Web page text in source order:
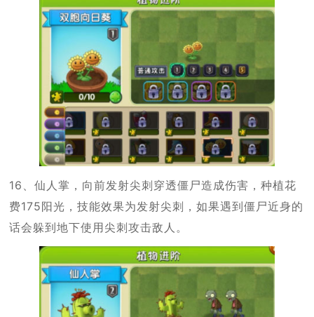
16、仙人掌，向前发射尖刺穿透僵尸造成伤害，种植花
费175阳光，技能效果为发射尖刺，如果遇到僵尸近身的
话会躲到地下使用尖刺攻击敌人。